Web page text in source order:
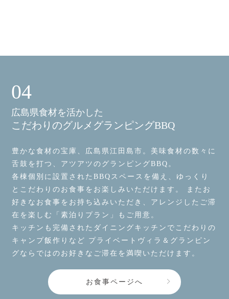
04
広島県食材を活かした
こだわりのグルメグランピングBBQ
豊かな食材の宝庫、広島県江田島市。美味食材の数々に
舌鼓を打つ、アツアツのグランピングBBQ。
各棟個別に設置されたBBQスペースを備え、ゆっくり
とこだわりのお食事をお楽しみいただけます。 またお
好きなお食事をお持ち込みいただき、アレンジしたご滞
在を楽しむ「素泊りプラン」もご用意。
キッチンも完備されたダイニングキッチンでこだわりの
キャンプ飯作りなど プライベートヴィラ＆グランピン
グならではのお好きなご滞在を満喫いただけます。
お食事ページへ